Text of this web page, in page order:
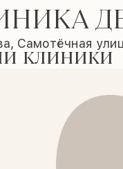
Самотёчная
клиники